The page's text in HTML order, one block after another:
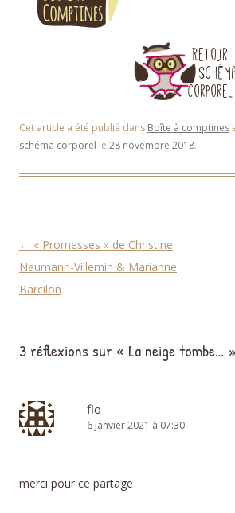
Cet article a été publié dans Boîte à comptines
schéma corporel le 28 novembre 2018.
Navigation des articles
← « Promesses » de Christine
Naumann-Villemin & Marianne
Barcilon
3 réflexions sur « La neige tombe… »
flo
6 janvier 2021 à 07:30
merci pour ce partage